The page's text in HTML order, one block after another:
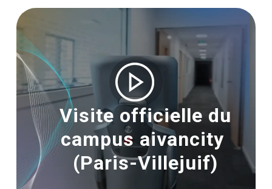
Image
Visite officielle du
campus aivancity
(Paris-Villejuif)